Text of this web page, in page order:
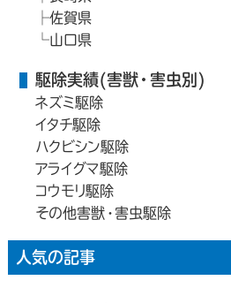
佐賀県
山口県
駆除実績(害獣・害虫別)
ネズミ駆除
イタチ駆除
ハクビシン駆除
アライグマ駆除
コウモリ駆除
その他害獣・害虫駆除
人気の記事